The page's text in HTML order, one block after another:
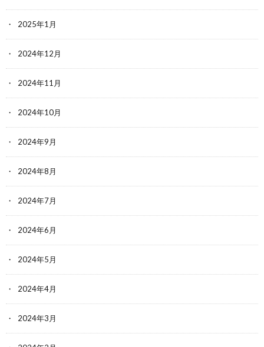
2025年1月
2024年12月
2024年11月
2024年10月
2024年9月
2024年8月
2024年7月
2024年6月
2024年5月
2024年4月
2024年3月